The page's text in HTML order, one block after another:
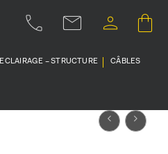
ECLAIRAGE – STRUCTURE CÂBLES